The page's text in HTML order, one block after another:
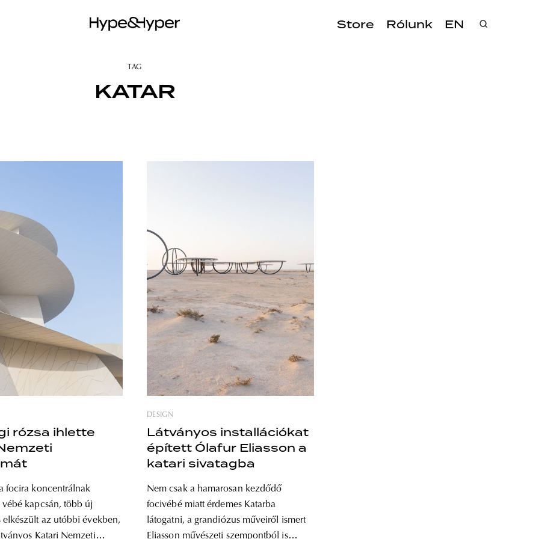
Store Rólunk EN
TAG
KATAR
rózsa ihlette
focira koncentrálnak
vébé kapcsán, több új
elkészült az utóbbi években,
Katari Nemzeti
DESIGN
Látványos installációkat
épített Ólafur Eliasson a
katari sivatagba
Nem csak a hamarosan kezdődő
focivébé miatt érdemes Katarba
látogatni, a grandiózus műveiről ismert
Eliasson művészeti szempontból is